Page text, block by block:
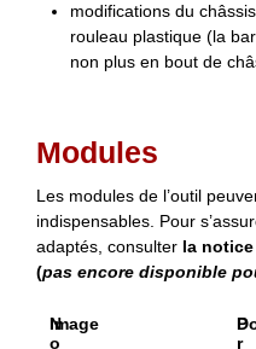
modifications du
rouleau plastique (la
non plus en bout de
Modules
Les modules de l’outil
indispensables. Pour
adaptés, consulter la
(pas encore disponible
N
o
Image
P
r